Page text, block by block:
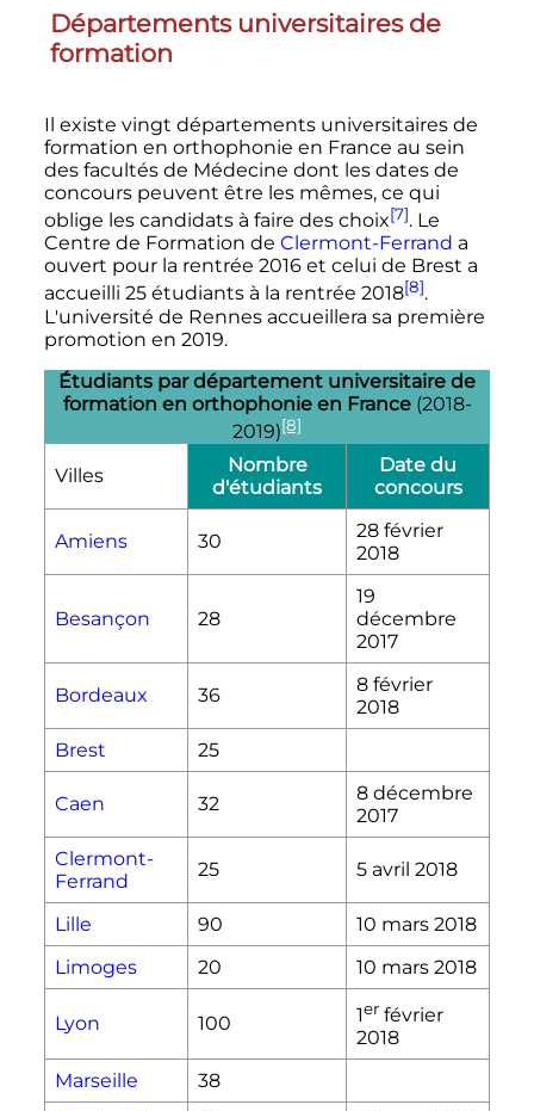
Départements universitaires de
formation
Il existe vingt départements universitaires de
formation en orthophonie en France au sein
des facultés de Médecine dont les dates de
concours peuvent être les mêmes, ce qui
oblige les candidats à faire des choix[7]. Le
Centre de Formation de Clermont-Ferrand a
ouvert pour la rentrée 2016 et celui de Brest a
accueilli 25 étudiants à la rentrée 2018[8].
L'université de Rennes accueillera sa première
promotion en 2019.
Étudiants par département universitaire de
formation en orthophonie en France(2018-
2019)[8]
Villes
Nombre
d'étudiants
Date du
concours
Amiens 30
28 février
2018
Besançon 28
19
décembre
2017
Bordeaux 36
8 février
2018
Brest
25
Caen 32
8 décembre
2017
Clermont-
Ferrand
25 5 avril 2018
Lille 90
10 mars 2018
Limoges
20 10 mars 2018
Lyon 100 1er février
2018
Marseille
38